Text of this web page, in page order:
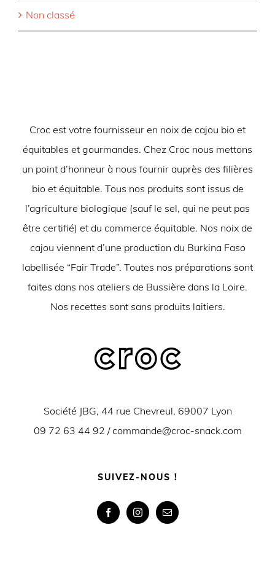
Non classé
Croc est votre fournisseur en noix de cajou bio et
équitables et gourmandes. Chez Croc nous mettons
un point d’honneur à nous fournir auprès des filières
bio et équitable. Tous nos produits sont issus de
l’agriculture biologique (sauf le sel, qui ne peut pas
être certifié) et du commerce équitable. Nos noix de
cajou viennent d’une production du Burkina Faso
labellisée “Fair Trade”. Toutes nos préparations sont
faites dans nos ateliers de Bussière dans la Loire.
Nos recettes sont sans produits laitiers.
Société JBG, 44 rue Chevreul, 69007 Lyon
09 72 63 44 92 /commande@croc-snack.com
SUIVEZ-NOUS !